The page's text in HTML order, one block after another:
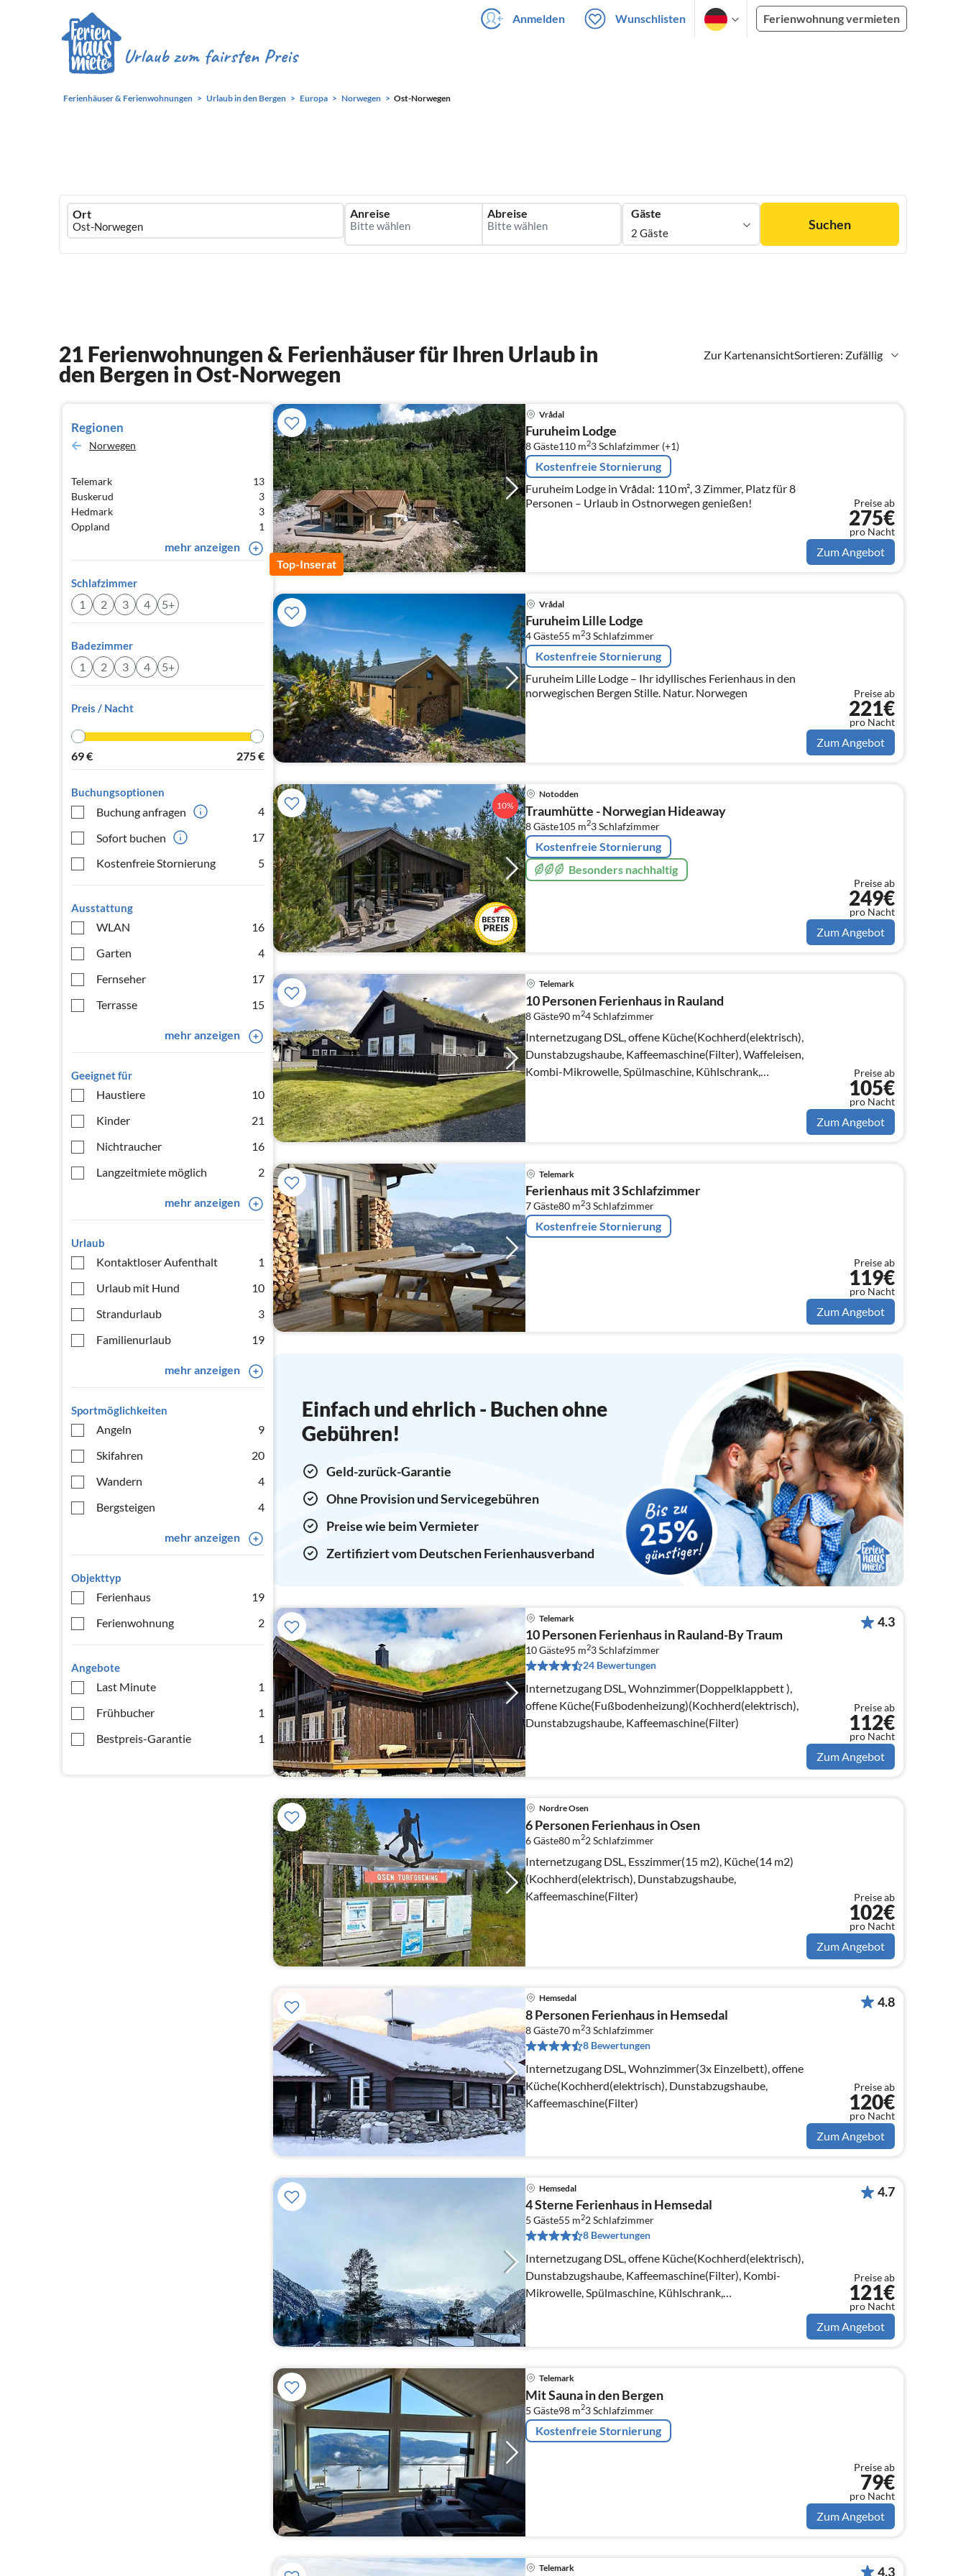
Anmelden Wunschlisten Ferienwohnung vermieten
Ferienhäuser & Ferienwohnungen Urlaub in den Bergen Europa Norwegen Ost-Norwegen
Ferienhausmiete
logo
Ort Anreise Abreise Gäste
2 Gäste
Suchen
Zur KartenansichtSortieren: Zufällig
21 Ferienwohnungen & Ferienhäuser für Ihren Urlaub in
den Bergen in Ost-Norwegen
Regionen
Norwegen
Telemark
13
Buskerud
3
Hedmark
3
Oppland
1
mehr anzeigen
Schlafzimmer
1 2 3 4 5+
Badezimmer
1 2 3 4 5+
Preis / Nacht
69€ 275€
Buchungsoptionen
Buchung anfragen
4
Sofort buchen
17
Kostenfreie Stornierung
5
Ausstattung
WLAN
16
Garten
4
Fernseher
17
Terrasse
15
mehr anzeigen
Geeignet für
Haustiere
10
Kinder
21
Nichtraucher
16
Langzeitmiete möglich
2
mehr anzeigen
Urlaub
Kontaktloser Aufenthalt
1
Urlaub mit Hund
10
Strandurlaub
3
Familienurlaub
19
mehr anzeigen
Sportmöglichkeiten
Angeln
9
Skifahren
20
Wandern
4
Bergsteigen
4
mehr anzeigen
Objekttyp
Ferienhaus
19
Ferienwohnung
2
Angebote
Last Minute
1
Frühbucher
1
Bestpreis-Garantie
1
Top-Inserat
Vrådal
Furuheim Lodge
8 Gäste110 m23Schlafzimmer (+1)
Kostenfreie Stornierung
Furuheim Lodge in Vrådal: 110 m², 3 Zimmer, Platz für 8
Personen – Urlaub in Ostnorwegen genießen!
Preise ab
275€
pro Nacht
Zum Angebot
Vrådal
Furuheim Lille Lodge
4 Gäste55 m23Schlafzimmer
Kostenfreie Stornierung
Furuheim Lille Lodge – Ihr idyllisches Ferienhaus in den
norwegischen Bergen Stille. Natur. Norwegen
Preise ab
221€
pro Nacht
Zum Angebot
10%
Notodden
Traumhütte - Norwegian Hideaway
8 Gäste105 m23Schlafzimmer
Kostenfreie Stornierung
Besonders nachhaltig
Preise ab
249€
pro Nacht
Zum Angebot
Telemark
10 Personen Ferienhaus in Rauland
8 Gäste90 m24Schlafzimmer
Internetzugang DSL, offene Küche(Kochherd(elektrisch),
Dunstabzugshaube, Kaffeemaschine(Filter), Waffeleisen,
Kombi-Mikrowelle, Spülmaschine, Kühlschrank,
Preise ab
105€
pro Nacht
Zum Angebot
Telemark
Ferienhaus mit 3 Schlafzimmer
7 Gäste80 m23Schlafzimmer
Kostenfreie Stornierung
Preise ab
119€
pro Nacht
Zum Angebot
Einfach und ehrlich - Buchen ohne
Gebühren!
Geld-zurück-Garantie
Ohne Provision und Servicegebühren
Preise wie beim Vermieter
Zertifiziert vom Deutschen Ferienhausverband
Telemark
10 Personen Ferienhaus in Rauland-By Traum
10 Gäste95 m23Schlafzimmer
24 Bewertungen
Internetzugang DSL, Wohnzimmer(Doppelklappbett ),
offene Küche(Fußbodenheizung)(Kochherd(elektrisch),
Dunstabzugshaube, Kaffeemaschine(Filter)
4.3
Preise ab
112€
pro Nacht
Zum Angebot
Nordre Osen
6 Personen Ferienhaus in Osen
6 Gäste80 m22Schlafzimmer
Internetzugang DSL, Esszimmer(15 m2), Küche(14 m2)
(Kochherd(elektrisch), Dunstabzugshaube,
Kaffeemaschine(Filter)
Preise ab
102€
pro Nacht
Zum Angebot
Hemsedal
8 Personen Ferienhaus in Hemsedal
8 Gäste70 m23Schlafzimmer
8 Bewertungen
Internetzugang DSL, Wohnzimmer(3x Einzelbett), offene
Küche(Kochherd(elektrisch), Dunstabzugshaube,
Kaffeemaschine(Filter)
4.8
Preise ab
120€
pro Nacht
Zum Angebot
Hemsedal
4 Sterne Ferienhaus in Hemsedal
5 Gäste55 m22Schlafzimmer
8 Bewertungen
Internetzugang DSL, offene Küche(Kochherd(elektrisch),
Dunstabzugshaube, Kaffeemaschine(Filter), Kombi-
Mikrowelle, Spülmaschine, Kühlschrank,
Tiefkühlschrank(1-59L), Waschmaschine)
4.7
Preise ab
121€
pro Nacht
Zum Angebot
Telemark
Mit Sauna in den Bergen
5 Gäste98 m23Schlafzimmer
Kostenfreie Stornierung
Preise ab
79€
pro Nacht
Zum Angebot
Telemark 4.3